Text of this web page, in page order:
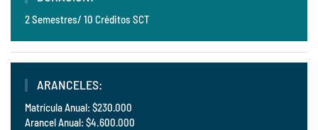
2 Semestres/ 10 Créditos SCT
ARANCELES:
Matrícula Anual: $230.000
Arancel Anual: $4.600.000